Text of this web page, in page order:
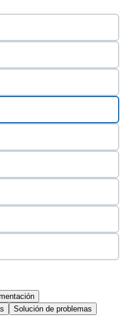
Solución de problemas